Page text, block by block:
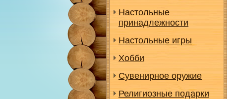
Настольные
принадлежности
Настольные игры
Хобби
Сувенирное оружие
Религиозные подарки